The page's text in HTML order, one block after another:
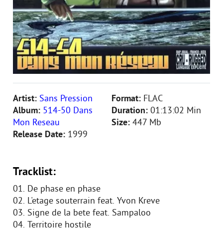
Artist: Sans Pression
Album: 514-50 Dans
Mon Reseau
Release Date: 1999
Format: FLAC
Duration: 01:13:02 Min
Size: 447 Mb
Tracklist:
01. De phase en phase
02. L'etage souterrain feat. Yvon Kreve
03. Signe de la bete feat. Sampaloo
04. Territoire hostile